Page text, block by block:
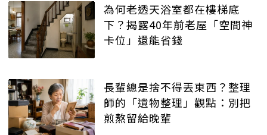
為何老透天浴室都在樓梯底
下？揭露40年前老屋「空間神
卡位」還能省錢
長輩總是捨不得丟東西？整理
師的「遺物整理」觀點：別把
煎熬留給晚輩